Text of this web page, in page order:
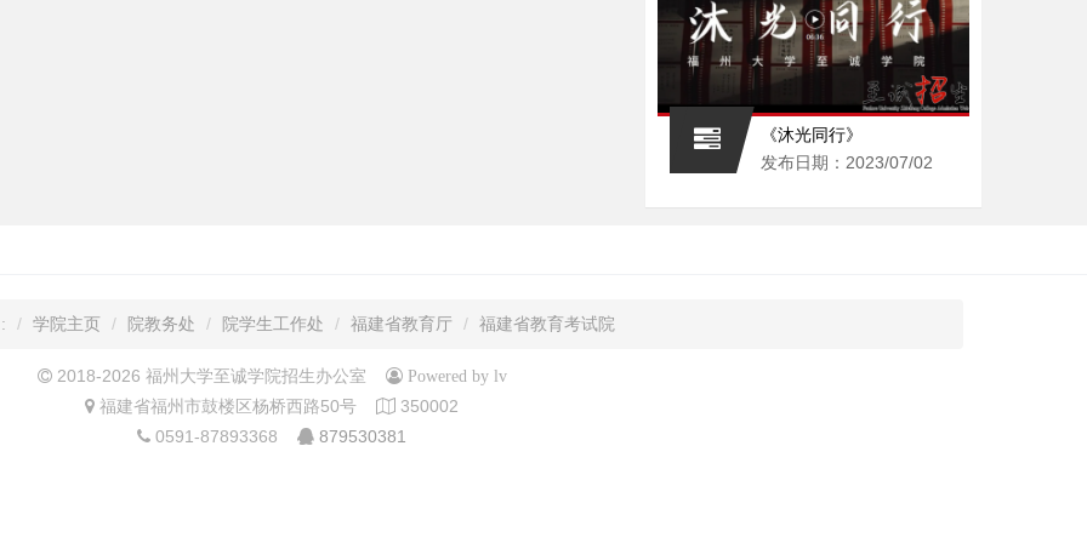
《沐光同行》
发布日期：2023/07/02
学院主页 院教务处 院学生工作处 福建省教育厅 福建省教育考试院
2018-2026 福州大学至诚学院招生办公室 Powered by lv
福建省福州市鼓楼区杨桥西路50号
350002
0591-87893368
879530381